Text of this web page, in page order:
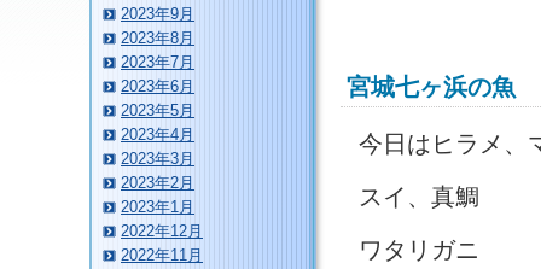
宮城七ヶ浜の魚
今日はヒラメ、
スイ、真鯛
ワタリガニ
2023年9月
2023年8月
2023年7月
2023年6月
2023年5月
2023年4月
2023年3月
2023年2月
2023年1月
2022年12月
2022年11月